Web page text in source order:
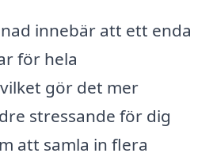
innebär att ett enda
för hela
gör det mer
stressande för dig
att samla in flera